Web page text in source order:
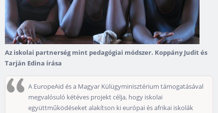
Az iskolai partnerség mint pedagógiai módszer. Koppány Judit és
Tarján Edina írása
A EuropeAid és a Magyar Külügyminisztérium támogatásával
megvalósuló kétéves projekt célja, hogy iskolai
együttműködéseket alakítson ki európai és afrikai iskolák